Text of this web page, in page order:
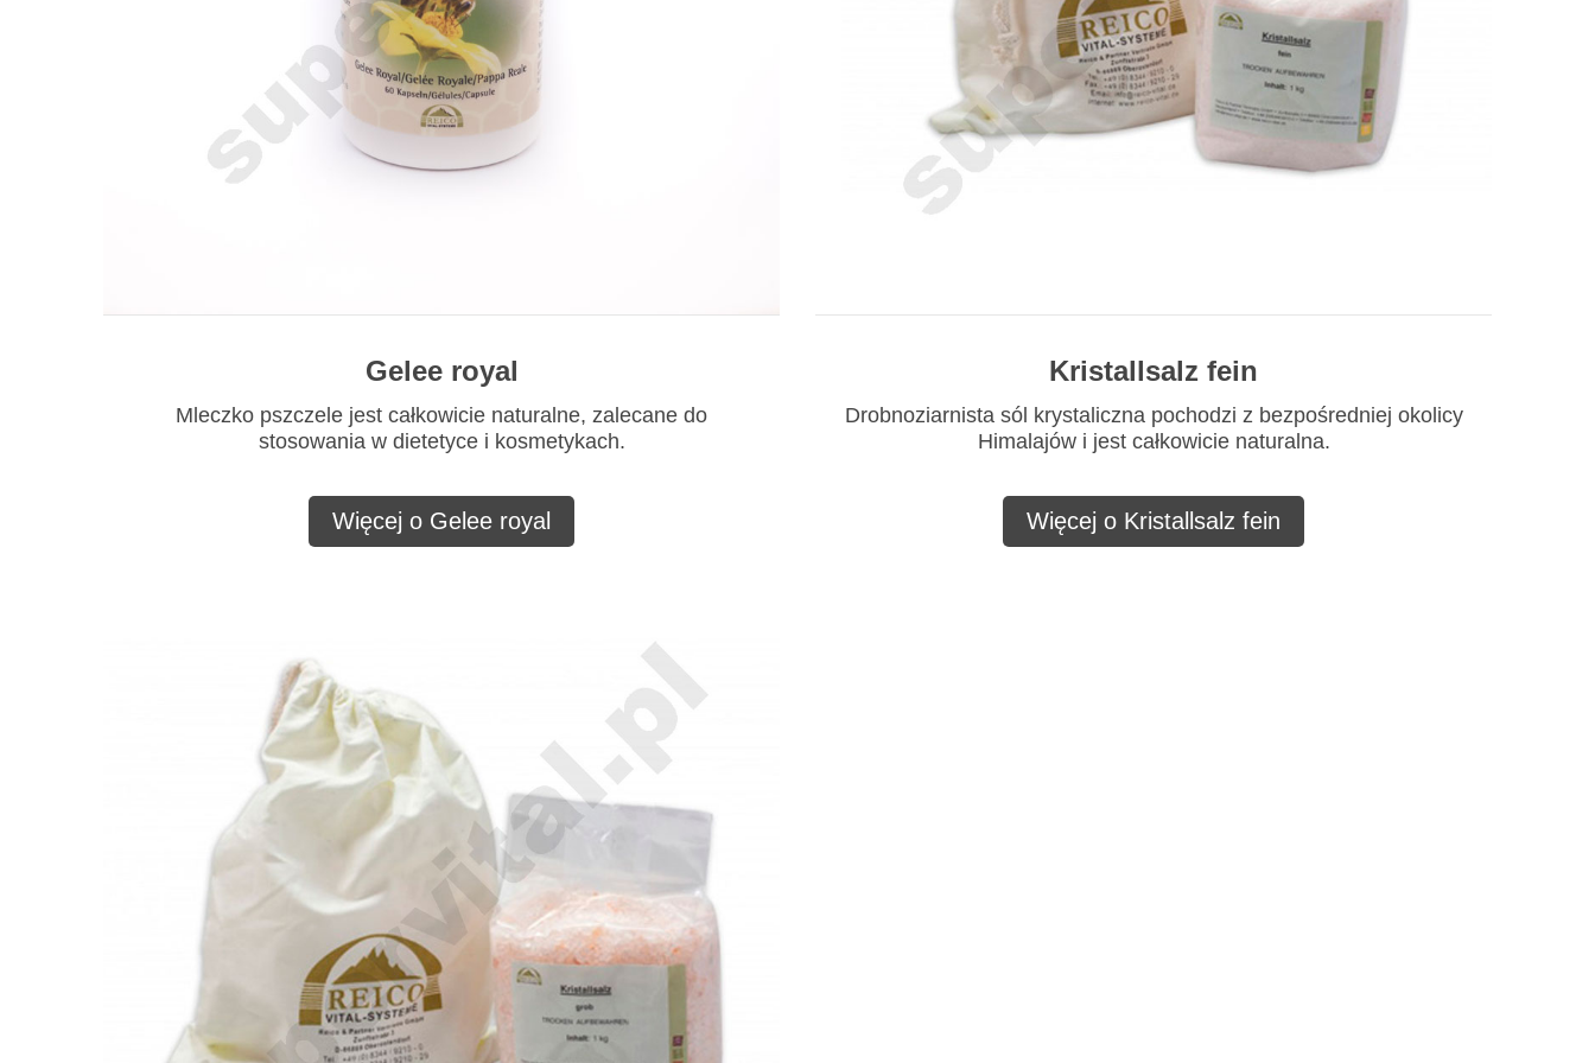
Gelee royal
Mleczko pszczele jest całkowicie naturalne, zalecane do
stosowania w dietetyce i kosmetykach.
Więcej o Gelee royal
Kristallsalz fein
Drobnoziarnista sól krystaliczna pochodzi z bezpośredniej okolicy
Himalajów i jest całkowicie naturalna.
Więcej o Kristallsalz fein